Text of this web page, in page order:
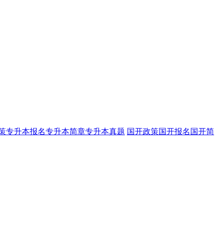
专升本报名专升本简章专升本真题 国开政策国开报名 国开简